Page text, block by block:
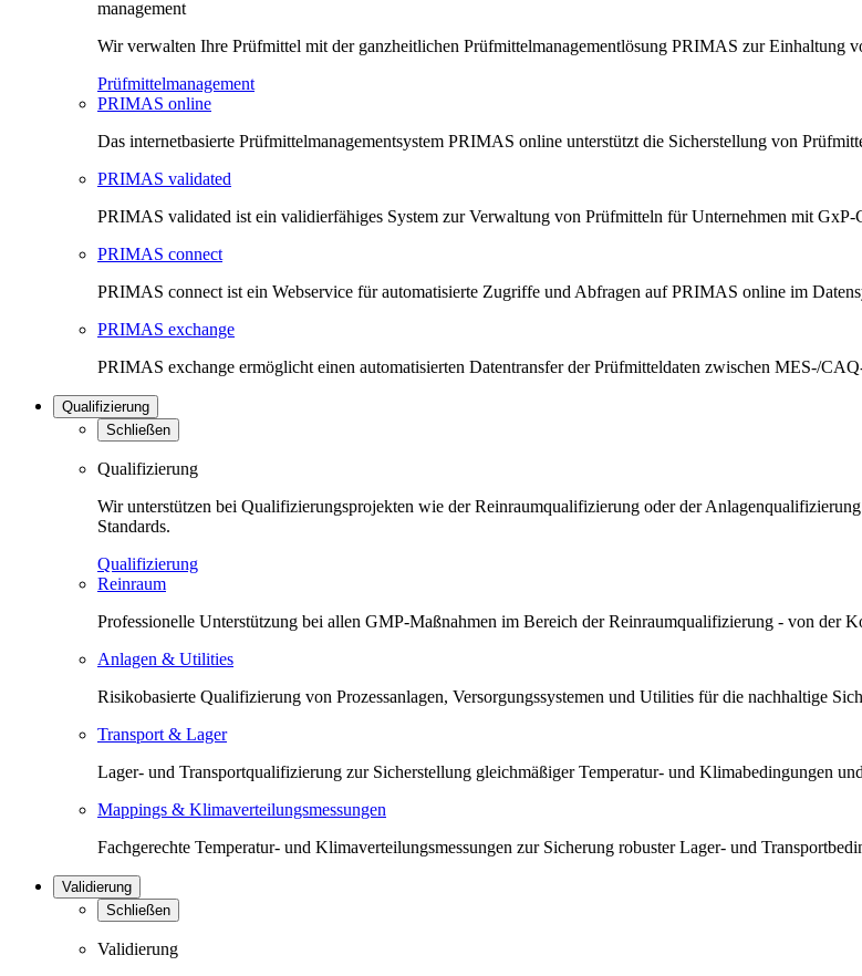
management
Wir verwalten Ihre Prüfmittel mit der ganzheitlichen Prüfmittelmanagementlösung PRIMAS zur Einhaltung
Prüfmittelmanagement
PRIMAS online
Das internetbasierte Prüfmittelmanagementsystem PRIMAS online unterstützt die Sicherstellung von
PRIMAS validated
PRIMAS validated ist ein validierfähiges System zur Verwaltung von Prüfmitteln für Unternehmen mit GxP-
PRIMAS connect
PRIMAS connect ist ein Webservice für automatisierte Zugriffe und Abfragen auf PRIMAS online im
PRIMAS exchange
PRIMAS exchange ermöglicht einen automatisierten Datentransfer der Prüfmitteldaten zwischen MES-/
Qualifizierung
Schließen
Qualifizierung
Wir unterstützen bei Qualifizierungsprojekten wie der Reinraumqualifizierung oder der
Standards.
Qualifizierung
Reinraum
Professionelle Unterstützung bei allen GMP-Maßnahmen im Bereich der Reinraumqualifizierung - von der
Anlagen & Utilities
Risikobasierte Qualifizierung von Prozessanlagen, Versorgungssystemen und Utilities für die nachhaltige
Transport & Lager
Lager- und Transportqualifizierung zur Sicherstellung gleichmäßiger Temperatur- und Klimabedingungen
Mappings & Klimaverteilungsmessungen
Fachgerechte Temperatur- und Klimaverteilungsmessungen zur Sicherung robuster Lager- und
Validierung
Schließen
Validierung